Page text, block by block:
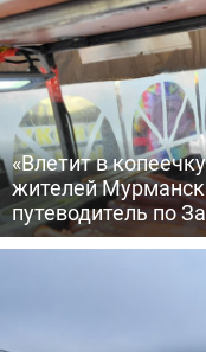
«Влетит в
жителей
путеводитель по